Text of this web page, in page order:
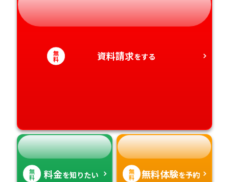
静岡県
和歌山県
徳島県
香川県
大分県
宮崎県
無
料 資料請求をする
無
料 料金を知りたい 無
料 無料体験を予約